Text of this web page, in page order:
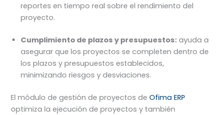
reportes en tiempo real sobre el rendimiento del
proyecto.
Cumplimiento de plazos y presupuestos: ayuda a
asegurar que los proyectos se completen dentro de
los plazos y presupuestos establecidos,
minimizando riesgos y desviaciones.
El módulo de gestión de proyectos deOfima ERP
optimiza la ejecución de proyectos y también